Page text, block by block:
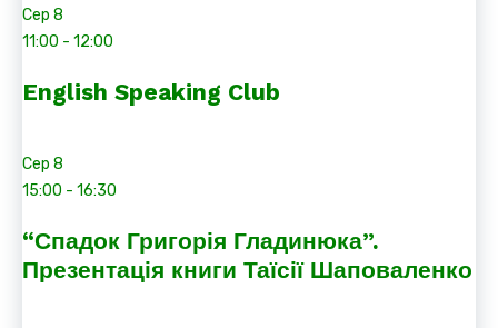
Сер 8
11:00 - 12:00
English Speaking Club
Сер 8
15:00 - 16:30
“Спадок Григорія Гладинюка”.
Презентація книги Таїсії Шаповаленко